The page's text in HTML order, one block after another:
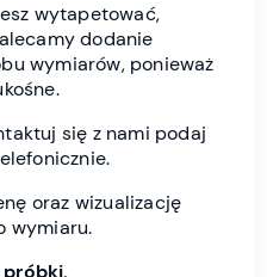
wytapetować,
dodanie
wymiarów, ponieważ
się z nami podaj
oraz wizualizację
wymiaru.